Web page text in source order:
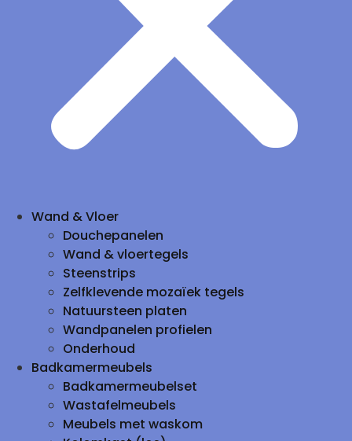
Wand & Vloer
Douchepanelen
Wand & vloertegels
Steenstrips
Zelfklevende mozaïek tegels
Natuursteen platen
Wandpanelen profielen
Onderhoud
Badkamermeubels
Badkamermeubelset
Wastafelmeubels
Meubels met waskom